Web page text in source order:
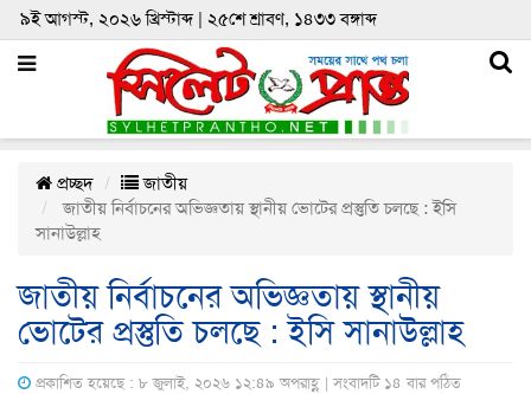
৯ই আগস্ট, ২০২৬ খ্রিস্টাব্দ | ২৫শে শ্রাবণ, ১৪৩৩ বঙ্গাব্দ
প্রচ্ছদ
জাতীয়
জাতীয় নির্বাচনের অভিজ্ঞতায় স্থানীয় ভোটের প্রস্তুতি চলছে : ইসি
সানাউল্লাহ
জাতীয় নির্বাচনের অভিজ্ঞতায় স্থানীয়
ভোটের প্রস্তুতি চলছে : ইসি সানাউল্লাহ
প্রকাশিত হয়েছে : ৮ জুলাই, ২০২৬ ১২:৪৯ অপরাহ্ণ | সংবাদটি ১৪ বার পঠিত